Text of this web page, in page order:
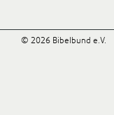
© 2026 Bibelbund e.V.